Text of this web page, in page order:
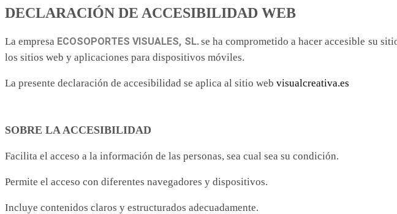
DECLARACIÓN DE ACCESIBILIDAD WEB
La empresa ECOSOPORTES VISUALES, SL. se ha comprometido a hacer accesible su
los sitios web y aplicaciones para dispositivos móviles.
La presente declaración de accesibilidad se aplica al sitio web visualcreativa.es
SOBRE LA ACCESIBILIDAD
Facilita el acceso a la información de las personas, sea cual sea su condición.
Permite el acceso con diferentes navegadores y dispositivos.
Incluye contenidos claros y estructurados adecuadamente.